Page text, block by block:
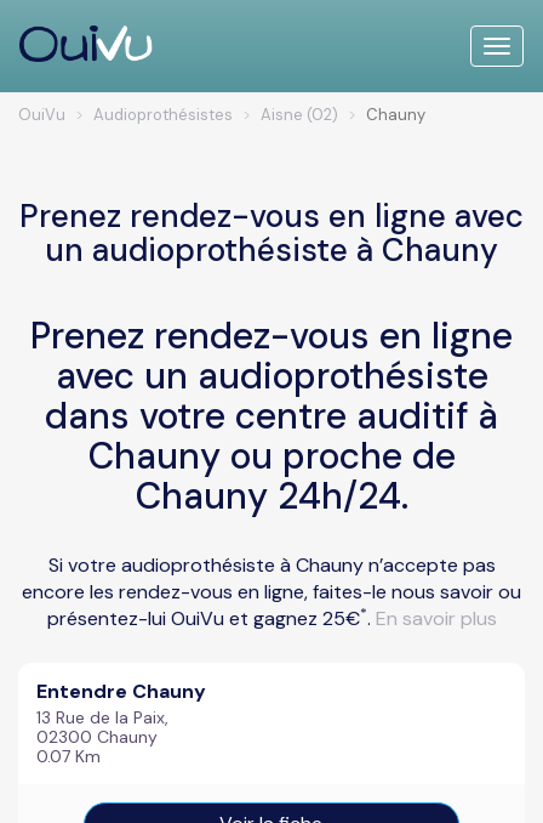
Toggle
OuiVu Audioprothésistes Aisne (02) Chauny
Prenez rendez-vous en ligne avec
un audioprothésiste à Chauny
Prenez rendez-vous en ligne
avec un audioprothésiste
dans votre centre auditif à
Chauny ou proche de
Chauny 24h/24.
Si votre audioprothésiste à Chauny n’accepte pas
encore les rendez-vous en ligne, faites-le nous savoir ou
présentez-lui OuiVu et gagnez 25€*. En savoir plus
Entendre Chauny
13 Rue de la Paix,
02300 Chauny
0.07 Km